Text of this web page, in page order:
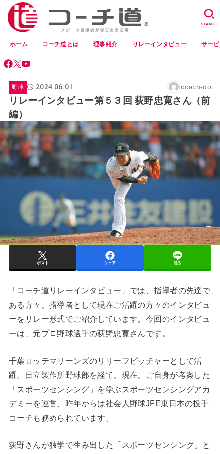
ホーム コーチ道とは 理事紹介 リレーインタビュー サー
SEARCH
野球 2024.06.01 coach-do
リレーインタビュー第５３回 荻野忠寛さん（前
編）
ポスト シェア 送る
「コーチ道リレーインタビュー」では、指導者の先達で
ある方々、指導者として現在ご活躍の方々のインタビュ
ーをリレー形式でご紹介しています。今回のインタビュ
ーは、元プロ野球選手の荻野忠寛さんです。
千葉ロッテマリーンズのリリーフピッチャーとして活
躍、日立製作所野球部を経て、現在、ご自身が考案した
「スポーツセンシング」を学ぶスポーツセンシングアカ
デミーを運営、昨年からは社会人野球JFE東日本の投手
コーチも務められています。
荻野さんが独学で生み出した「スポーツセンシング」と